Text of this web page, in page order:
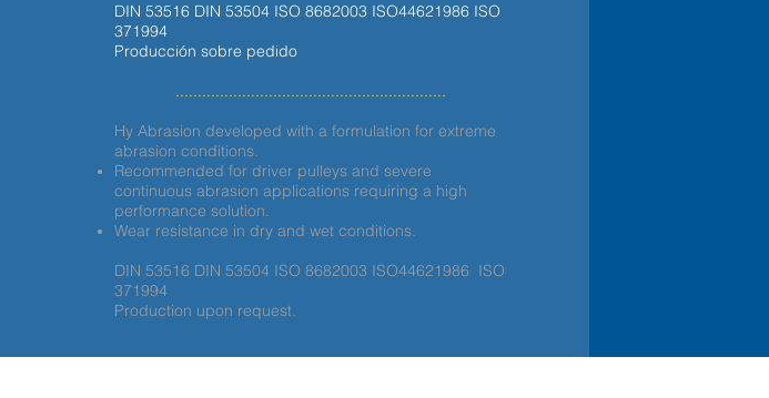
DIN 53516 DIN 53504 ISO 8682003 ISO44621986 ISO
371994
Producción sobre pedido
.............................................................
Hy Abrasion developed with a formulation for extreme
abrasion conditions.
Recommended for driver pulleys and severe
continuous abrasion applications requiring a high
performance solution.
Wear resistance in dry and wet conditions.
DIN 53516 DIN 53504 ISO 8682003 ISO44621986 ISO
371994
Production upon request.